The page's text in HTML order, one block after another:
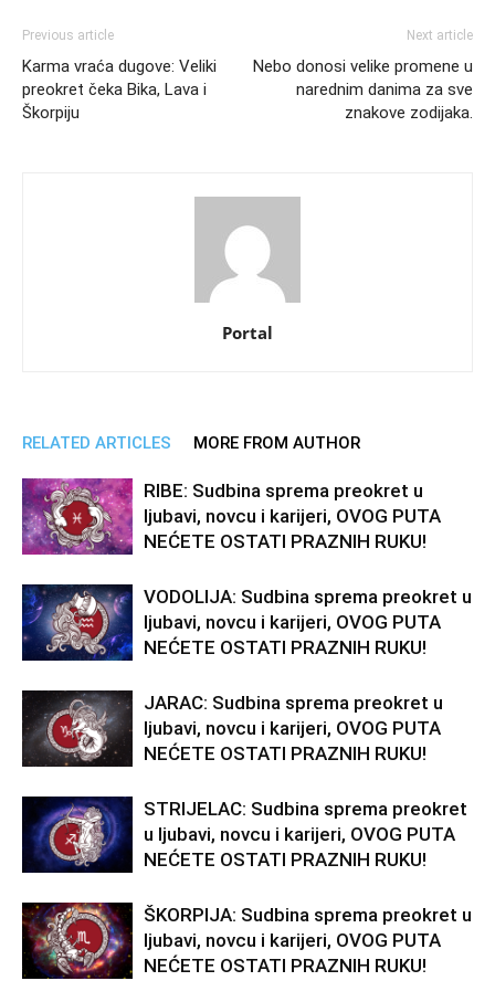
Previous article
Karma vraća dugove: Veliki
preokret čeka Bika, Lava i
Škorpiju
Next article
Nebo donosi velike promene u
narednim danima za sve
znakove zodijaka.
Portal
RELATED ARTICLES MORE FROM AUTHOR
RIBE: Sudbina sprema preokret u
ljubavi, novcu i karijeri, OVOG PUTA
NEĆETE OSTATI PRAZNIH RUKU!
VODOLIJA: Sudbina sprema preokret u
ljubavi, novcu i karijeri, OVOG PUTA
NEĆETE OSTATI PRAZNIH RUKU!
JARAC: Sudbina sprema preokret u
ljubavi, novcu i karijeri, OVOG PUTA
NEĆETE OSTATI PRAZNIH RUKU!
STRIJELAC: Sudbina sprema preokret
u ljubavi, novcu i karijeri, OVOG PUTA
NEĆETE OSTATI PRAZNIH RUKU!
ŠKORPIJA: Sudbina sprema preokret u
ljubavi, novcu i karijeri, OVOG PUTA
NEĆETE OSTATI PRAZNIH RUKU!